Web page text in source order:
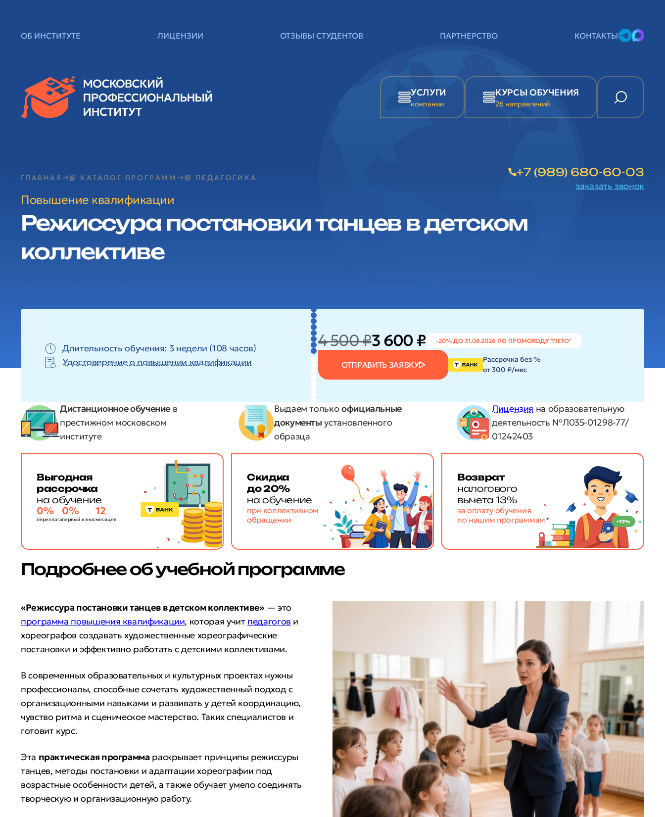
ОБ ИНСТИТУТЕ ЛИЦЕНЗИИ ОТЗЫВЫ СТУДЕНТОВ ПАРТНЕРСТВО КОНТАКТЫ
УСЛУГИ
компании
КУРСЫ ОБУЧЕНИЯ
26 направлений
ГЛАВНАЯ 📙 КАТАЛОГ ПРОГРАММ 🟢 ПЕДАГОГИКА +7 (989) 680-60-03
заказать звонок
Повышение квалификации
Режиссура постановки танцев в детском
коллективе
Длительность обучения: 3 недели (108 часов)
Удостоверение о повышении квалификации
4 500 ₽3 600 ₽ -20% ДО 31.08.2026 ПО ПРОМОКОДУ "ЛЕТО"
ОТПРАВИТЬ ЗАЯВКУ
Рассрочка без %
от 300 ₽/мес
Дистанционное обучение в
престижном московском
институте
Выдаем только официальные
документы установленного
образца
Лицензия на образовательную
деятельность №Л035-01298-77/
01242403
Выгодная
рассрочка
на обучение
0%
переплата
0%
первый взнос
12
месяцев
Скидка
до 20%
на обучение
при коллективном
обращении
Возврат
налогового
вычета 13%
за оплату обучения
по нашим программам
Подробнее об учебной программе
«Режиссура постановки танцев в детском коллективе» — это
программа повышения квалификации, которая учит педагогови
хореографов создавать художественные хореографические
постановки и эффективно работать с детскими коллективами.
В современных образовательных и культурных проектах нужны
профессионалы, способные сочетать художественный подход с
организационными навыками и развивать у детей координацию,
чувство ритма и сценическое мастерство. Таких специалистов и
готовит курс.
Эта практическая программараскрывает принципы режиссуры
танцев, методы постановки и адаптации хореографии под
возрастные особенности детей, а также обучает умело соединять
творческую и организационную работу.